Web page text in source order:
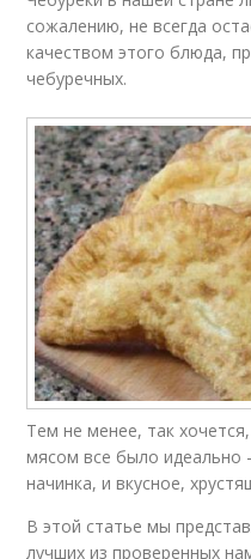
сожалению, не всегда
качеством этого блюда,
чебуречных.
Тем не менее, так
мясом все было
начинка, и вкусное,
В этой статье мы
лучших из проверенных